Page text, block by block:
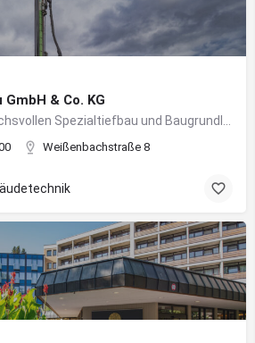
& Co. KG
Weißenbachstraße 8